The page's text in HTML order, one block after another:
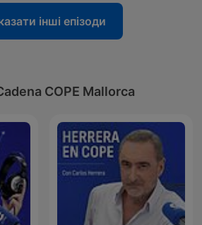
інші епізоди
COPE Mallorca